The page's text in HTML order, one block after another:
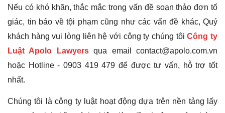
Nếu có khó khăn, thắc mắc trong vấn đề soạn thảo đơn tố
giác, tin báo về tội phạm cũng như các vấn đề khác, Quý
khách hàng vui lòng liên hệ với công ty chúng tôiCông ty
Luật Apolo Lawyersqua email contact@apolo.com.vn
hoặc Hotline - 0903 419 479 để được tư vấn, hỗ trợ tốt
nhất.
Chúng tôi là công ty luật hoạt động dựa trên nền tảng lấy